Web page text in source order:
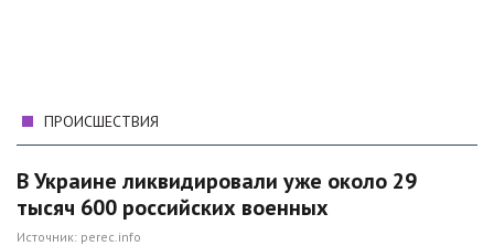
ПРОИСШЕСТВИЯ
В Украине ликвидировали уже около 29
тысяч 600 российских военных
Источник: perec.info